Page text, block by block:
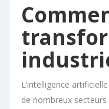
L’intelligence
de nombreux secteurs